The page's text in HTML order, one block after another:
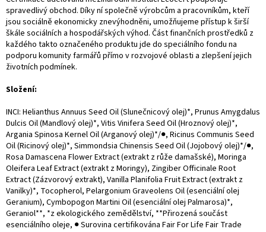
spravedlivý obchod. Díky ní společně výrobcům a pracovníkům, kteří
jsou sociálně ekonomicky znevýhodněni, umožňujeme přístup k širší
škále sociálních a hospodářských výhod. Část finančních prostředků z
každého takto označeného produktu jde do speciálního fondu na
podporu komunity farmářů přímo v rozvojové oblasti a zlepšení jejich
životních podmínek.
Složení:
INCI: Helianthus Annuus Seed Oil (Slunečnicový olej)*, Prunus Amygdalus
Dulcis Oil (Mandlový olej)*, Vitis Vinifera Seed Oil (Hroznový olej)*,
Argania Spinosa Kernel Oil (Arganový olej)*/●, Ricinus Communis Seed
Oil (Ricinový olej)*, Simmondsia Chinensis Seed Oil (Jojobový olej)*/●,
Rosa Damascena Flower Extract (extrakt z růže damašské), Moringa
Oleifera Leaf Extract (extrakt z Moringy), Zingiber Officinale Root
Extract (Zázvorový extrakt), Vanilla Planifolia Fruit Extract (extrakt z
Vanilky)*, Tocopherol, Pelargonium Graveolens Oil (esenciální olej
Geranium), Cymbopogon Martini Oil (esenciální olej Palmarosa)*,
Geraniol**, *z ekologického zemědělství, **Přirozená součást
esenciálního oleje, ● Surovina certifikována Fair For Life Fair Trade